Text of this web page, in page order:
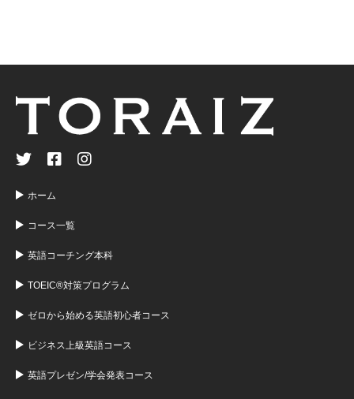
ホーム
コース一覧
英語コーチング本科
TOEIC®対策プログラム
ゼロから始める英語初心者コース
ビジネス上級英語コース
英語プレゼン/学会発表コース